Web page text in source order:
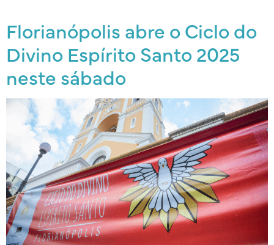
Florianópolis abre o Ciclo do
Divino Espírito Santo 2025
neste sábado